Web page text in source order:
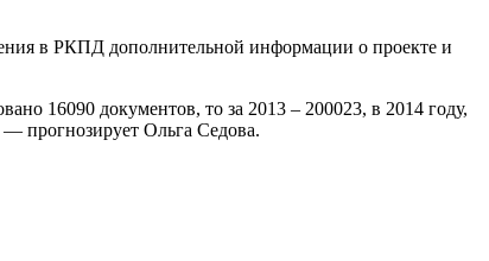
в РКПД дополнительной информации о проекте и
16090 документов, то за 2013 – 200023, в 2014 году,
прогнозирует Ольга Седова.